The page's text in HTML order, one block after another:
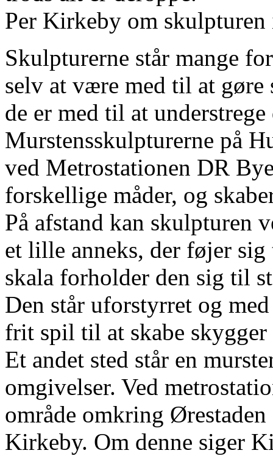
Per Kirkeby om
Skulpturerne står mange
selv at være med til at gøre
de er med til at
Murstensskulpturerne på
ved Metrostationen DR
forskellige måder, og
På afstand kan skulpturen
et lille anneks, der føjer
skala forholder den sig til
Den står uforstyrret og
frit spil til at skabe
Et andet sted står en
omgivelser. Ved
område omkring
Kirkeby. Om denne siger